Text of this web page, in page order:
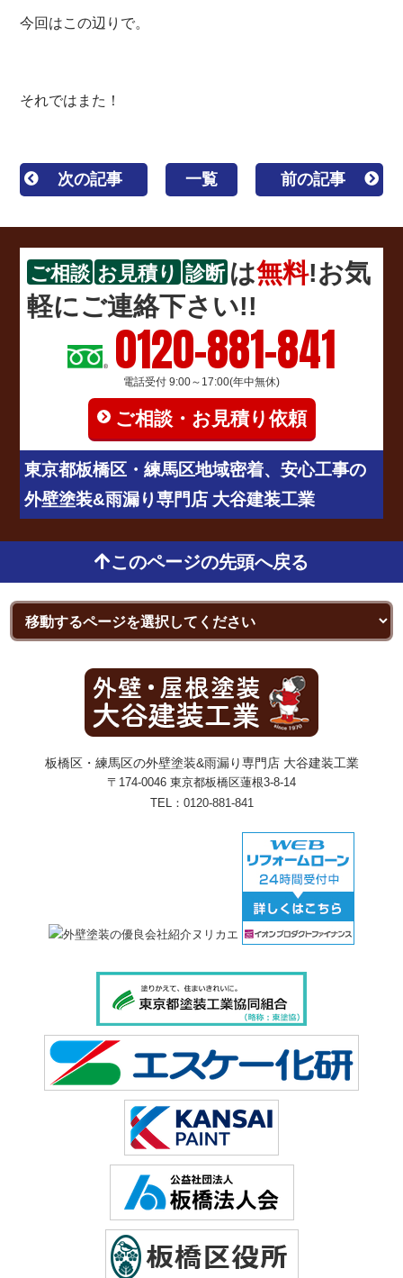
今回はこの辺りで。
それではまた！
次の記事 一覧 前の記事
ご相談 お見積り 診断 は無料!お気
軽にご連絡下さい!!
0120-881-841
電話受付 9:00～17:00(年中無休)
ご相談・お見積り依頼
東京都板橋区・練馬区地域密着、安心工事の
外壁塗装&雨漏り専門店 大谷建装工業
このページの先頭へ戻る
板橋区・練馬区の外壁塗装&雨漏り専門店 大谷建装工業
〒174-0046 東京都板橋区蓮根3-8-14
TEL： 0120-881-841